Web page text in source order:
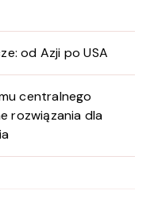
od Azji po USA
centralnego
rozwiązania dla